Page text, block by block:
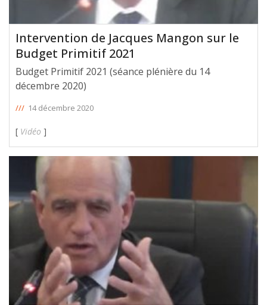
Intervention de Jacques Mangon sur le
Budget Primitif 2021
Budget Primitif 2021 (séance plénière du 14
décembre 2020)
/// 14 décembre 2020
[ Vidéo ]